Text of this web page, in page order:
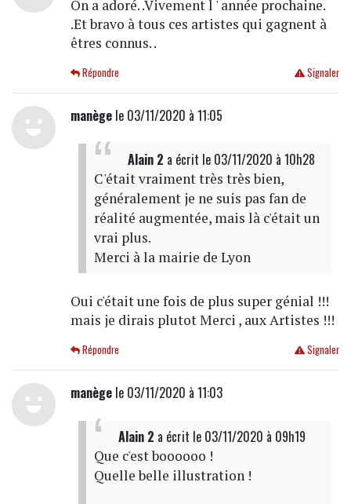
On a adoré. .Vivement l ' année prochaine.
.Et bravo à tous ces artistes qui gagnent à
êtres connus. .
Signaler
Répondre
manègele 03/11/2020 à 11:05
Alain 2 a écrit le 03/11/2020 à 10h28
C'était vraiment très très bien,
généralement je ne suis pas fan de
réalité augmentée, mais là c'était un
vrai plus.
Merci à la mairie de Lyon
Oui c'était une fois de plus super génial !!!
mais je dirais plutot Merci , aux Artistes !!!
Signaler
Répondre
manègele 03/11/2020 à 11:03
Alain 2 a écrit le 03/11/2020 à 09h19
Que c'est boooooo !
Quelle belle illustration !